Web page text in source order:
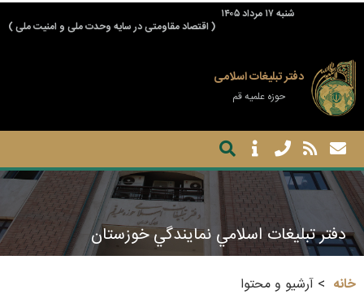
شنبه ۱۷ مرداد ۱۴۰۵
( اقتصاد مقاومتی در سایه وحدت ملی و امنیت ملی )
دفتر تبلیغات اسلامی
حوزه علمیه قم
دفتر تبليغات اسلامي نمايندگي خوزستان
خانه آرشیو و محتوا